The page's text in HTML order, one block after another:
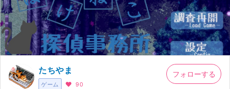
ゲーム
たちやま
90
フォローする